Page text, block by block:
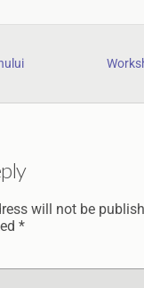
will not be
*